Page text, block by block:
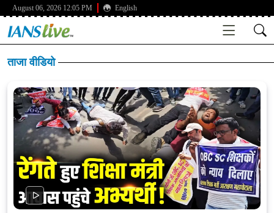
August 06, 2026 12:05 PM English
ताजा वीडियो